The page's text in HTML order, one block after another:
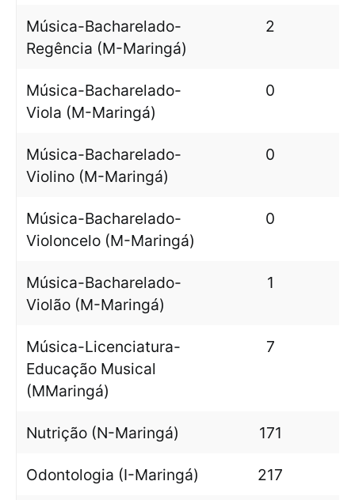
Música-Bacharelado-
Regência (M-Maringá)
2
Música-Bacharelado-
Viola (M-Maringá)
0
Música-Bacharelado-
Violino (M-Maringá)
0
Música-Bacharelado-
Violoncelo (M-Maringá)
0
Música-Bacharelado-
Violão (M-Maringá)
1
Música-Licenciatura-
Educação Musical
(MMaringá)
7
Nutrição (N-Maringá) 171
Odontologia (I-Maringá) 217